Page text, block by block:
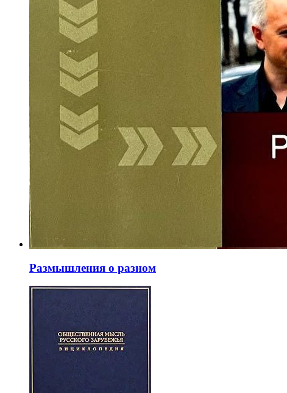
Размышления о разном